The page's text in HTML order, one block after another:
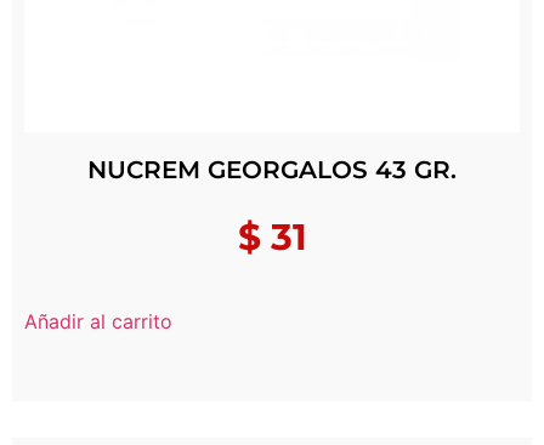
NUCREM GEORGALOS 43 GR.
$31
Añadir al carrito